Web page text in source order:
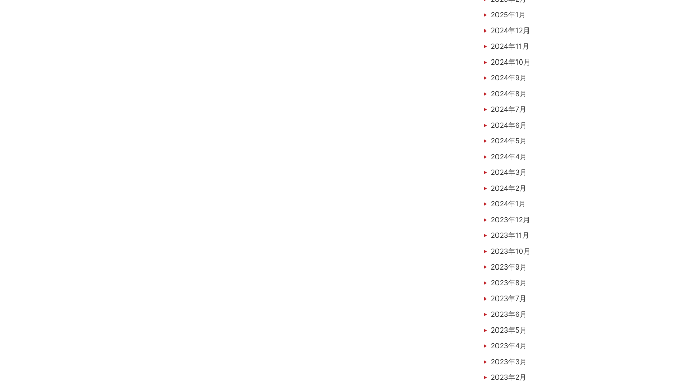
2025年1月
2024年12月
2024年11月
2024年10月
2024年9月
2024年8月
2024年7月
2024年6月
2024年5月
2024年4月
2024年3月
2024年2月
2024年1月
2023年12月
2023年11月
2023年10月
2023年9月
2023年8月
2023年7月
2023年6月
2023年5月
2023年4月
2023年3月
2023年2月